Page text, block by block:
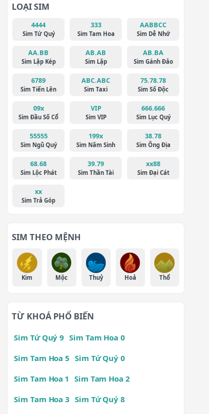
LOẠI SIM
4444
Sim Tứ Quý
333
Sim Tam Hoa
AABBCC
Sim Dễ Nhớ
AA.BB
Sim Lặp Kép
AB.AB
Sim Lặp
AB.BA
Sim Gánh Đảo
6789
Sim Tiến Lên
ABC.ABC
Sim Taxi
75.78.78
Sim Số Độc
09x
Sim Đầu Số Cổ
VIP
Sim VIP
666.666
Sim Lục Quý
55555
Sim Ngũ Quý
199x
Sim Năm Sinh
38.78
Sim Ông Địa
68.68
Sim Lộc Phát
39.79
Sim Thần Tài
xx88
Sim Đại Cát
xx
Sim Trả Góp
SIM THEO MỆNH
Kim Mộc Thuỷ Hoả Thổ
TỪ KHOÁ PHỔ BIẾN
Sim Tứ Quý 9 Sim Tam Hoa 0
Sim Tam Hoa 5 Sim Tứ Quý 0
Sim Tam Hoa 1
Sim Tam Hoa 2
Sim Tam Hoa 3 Sim Tứ Quý 8